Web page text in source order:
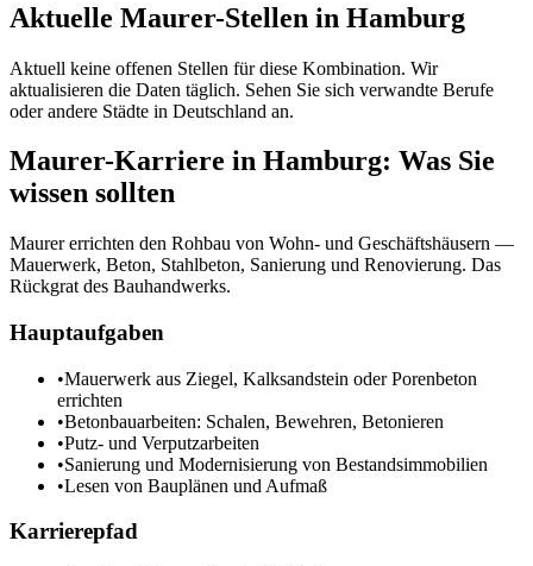
Aktuelle Maurer-Stellen in Hamburg
Aktuell keine offenen Stellen für diese Kombination. Wir
aktualisieren die Daten täglich. Sehen Sie sich verwandte Berufe
oder andere Städte in Deutschland an.
Maurer-Karriere in Hamburg: Was Sie
wissen sollten
Maurer errichten den Rohbau von Wohn- und Geschäftshäusern —
Mauerwerk, Beton, Stahlbeton, Sanierung und Renovierung. Das
Rückgrat des Bauhandwerks.
Hauptaufgaben
•Mauerwerk aus Ziegel, Kalksandstein oder Porenbeton
errichten
•Betonbauarbeiten: Schalen, Bewehren, Betonieren
•Putz- und Verputzarbeiten
•Sanierung und Modernisierung von Bestandsimmobilien
•Lesen von Bauplänen und Aufmaß
Karrierepfad